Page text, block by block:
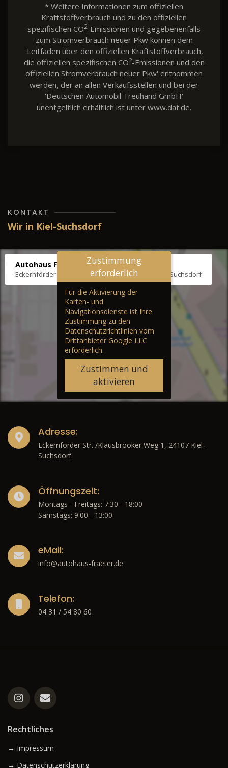
* Weitere Informationen zum offiziellen
Kraftstoffverbrauch und zu den offiziellen
spezifischen CO2-Emissionen und gegebenenfalls
zum Stromverbrauch neuer Pkw können dem
'Leitfaden über den offiziellen Kraftstoffverbrauch,
die offiziellen spezifischen CO2-Emissionen und den
offiziellen Stromverbrauch neuer Pkw' entnommen
werden, der an allen Verkaufsstellen und bei der
'Deutschen Automobil Treuhand GmbH'
unentgeltlich erhältlich ist unter www.dat.de.
KONTAKT
Wir in Kiel-Suchsdorf
Autohaus Fräter
Eckernförder Str. /Klausbrooker Weg 1, 24107 Kiel-Suchsdorf
Zustimmung
erforderlich
Für die Aktivierung der
Karten- und
Navigationsdienste ist Ihre
Zustimmung zu den
Datenschutzrichtlinien vom
Drittanbieter Google LLC
erforderlich.
Zustimmen und
aktivieren
Adresse:
Eckernförder Str. /Klausbrooker Weg 1, 24107 Kiel-
Suchsdorf
Öffnungszeit:
Montags - Freitags: 7:30 - 18:00
Samstags: 9:00 - 13:00
eMail:
info@autohaus-fraeter.de
Telefon:
04 31 / 54 80 60
Rechtliches
→ Impressum
→ Datenschutzerklärung